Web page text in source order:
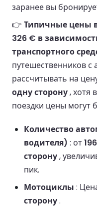
заранее вы
👉 Типичные цены
326 € в
транспортного
путешественников
рассчитывать на
одну сторону, хотя
поездки цены могут
Количество
водителя) : от
сторону,
пик.
Мотоциклы :
сторону.